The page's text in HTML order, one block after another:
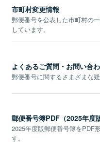
市町村変更情報
郵便番号を公表した市町村の
しています。
よくあるご質問・お問い合
郵便番号に関するさまざまな
郵便番号簿PDF（2025年度
2025年度版郵便番号簿をPDF
す。